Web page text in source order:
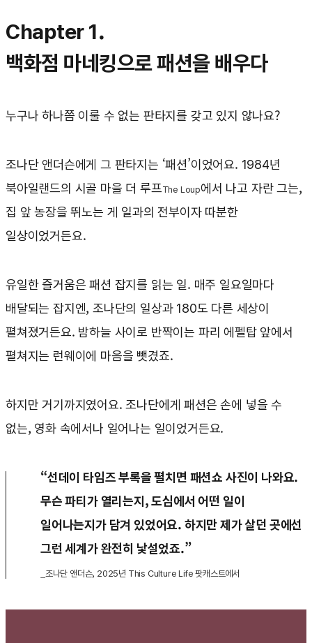
Chapter 1.
백화점 마네킹으로 패션을 배우다
누구나 하나쯤 이룰 수 없는 판타지를 갖고 있지 않나요?
조나단 앤더슨에게 그 판타지는 ‘패션’이었어요. 1984년
북아일랜드의 시골 마을 더 루프The Loup에서 나고 자란 그는,
집 앞 농장을 뛰노는 게 일과의 전부이자 따분한
일상이었거든요.
유일한 즐거움은 패션 잡지를 읽는 일. 매주 일요일마다
배달되는 잡지엔, 조나단의 일상과 180도 다른 세상이
펼쳐졌거든요. 밤하늘 사이로 반짝이는 파리 에펠탑 앞에서
펼쳐지는 런웨이에 마음을 뺏겼죠.
하지만 거기까지였어요. 조나단에게 패션은 손에 넣을 수
없는, 영화 속에서나 일어나는 일이었거든요.
“선데이 타임즈 부록을 펼치면 패션쇼 사진이 나와요.
무슨 파티가 열리는지, 도심에서 어떤 일이
일어나는지가 담겨 있었어요. 하지만 제가 살던 곳에선
그런 세계가 완전히 낯설었죠.”
_조나단 앤더슨, 2025년 This Culture Life 팟캐스트에서